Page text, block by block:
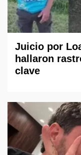
Juicio por
hallaron
clave